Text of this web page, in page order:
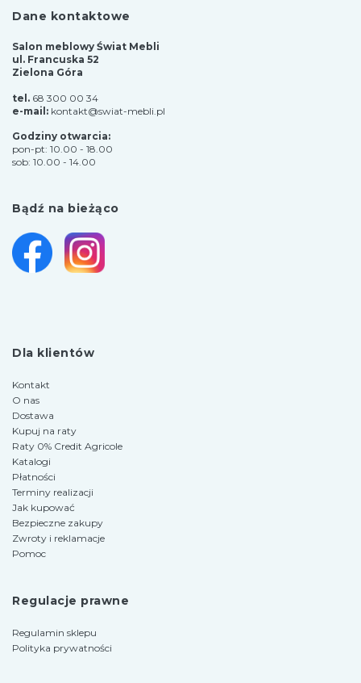
Dane kontaktowe
Salon meblowy Świat Mebli
ul. Francuska 52
Zielona Góra
tel. 68 300 00 34
e-mail: kontakt@swiat-mebli.pl
Godziny otwarcia:
pon-pt: 10.00 - 18.00
sob: 10.00 - 14.00
Bądź na bieżąco
Dla klientów
Kontakt
O nas
Dostawa
Kupuj na raty
Raty 0% Credit Agricole
Katalogi
Płatności
Terminy realizacji
Jak kupować
Bezpieczne zakupy
Zwroty i reklamacje
Pomoc
Regulacje prawne
Regulamin sklepu
Polityka prywatności